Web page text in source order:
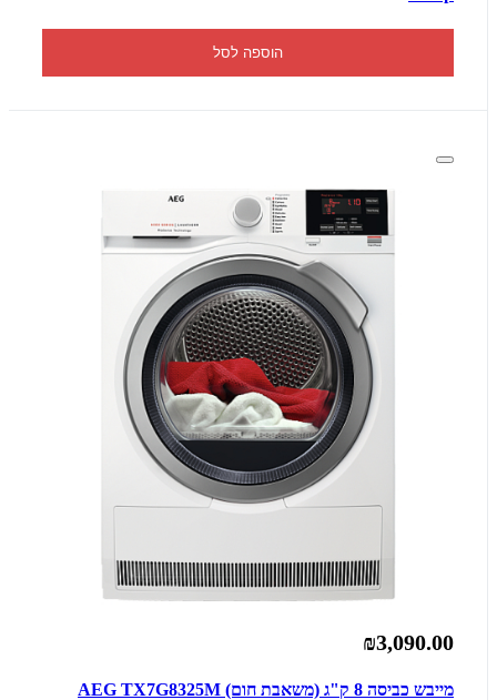
הוספה לסל
₪3,090.00
מייבש כביסה 8 ‏ק"ג (משאבת חום) AEG TX7G8325M